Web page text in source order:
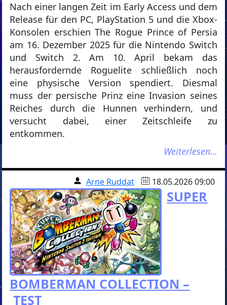
Nach einer langen Zeit im Early Access und dem
Release für den PC, PlayStation 5 und die Xbox-
Konsolen erschien The Rogue Prince of Persia
am 16. Dezember 2025 für die Nintendo Switch
und Switch 2. Am 10. April bekam das
herausfordernde Roguelite schließlich noch
eine physische Version spendiert. Diesmal
muss der persische Prinz eine Invasion seines
Reiches durch die Hunnen verhindern, und
versucht dabei, einer Zeitschleife zu
entkommen.
Weiterlesen…
Arne Ruddat 18.05.2026 09:00
SUPER
BOMBERMAN COLLECTION –
TEST